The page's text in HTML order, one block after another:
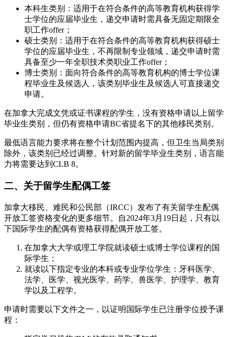
本科生类别：适用于在符合条件的高等教育机构获得学
士学位的应届毕业生，递交申请时需具备无固定期限全
职工作offer；
硕士类别：适用于在符合条件的高等教育机构获得硕士
学位的应届毕业生，不再限制专业领域，递交申请时需
具备至少一年全职技术类职业工作offer；
博士类别：面向符合条件的高等教育机构的博士学位课
程毕业生及候选人，该类别毕业生及候选人可直接递交
申请。
在加拿大完成文凭或证书课程的学生，没有资格申请以上留学
毕业生类别，但仍有资格申请BC省提名下的其他移民类别。
最低语言能力要求将在整个计划范围内提高，但卫生当局类别
除外，该类别已经过调整。针对新的留学毕业生类别，语言能
力将需要达到CLB 8。
二、关于留学生配偶工签
加拿大移民、难民和公民部（IRCC）发布了有关留学生配偶
开放工签资格变化的更多细节。自2024年3月19日起，只有以
下国际学生的配偶有资格获得配偶开放工签。
在加拿大大学或理工学院就读硕士或博士学位课程的国
际学生；
就读以下指定专业的本科或专业学位学生：牙科医学、
法学、医学、视光医学、药学、兽医学、护理学、教育
学以及工程学。
申请时需要以下文件之一，以证明国际学生已注册学位授予课
程：